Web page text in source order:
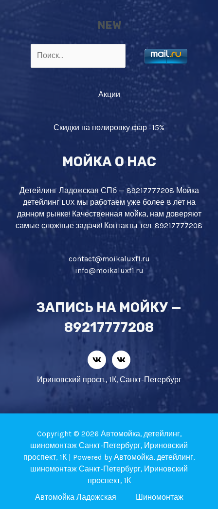
NEW
Акции
Скидки на полировку фар -15%
МОЙКА О НАС
Детейлинг Ладожская СПб — 89217777208 Мойка
детейлинг LUX мы работаем уже более 8 лет на
данном рынке! Качественная мойка, нам доверяют
самые сложные задачи! Контакты тел. 89217777208
contact@moikaluxf1.ru
info@moikaluxf1.ru
ЗАПИСЬ НА МОЙКУ —
89217777208
Ириновский просп., 1К, Санкт-Петербург
Copyright © 2026 Автомойка, детейлинг,
шиномонтаж Санкт-Петербург, Ириновский
проспект, 1К | Powered by Автомойка, детейлинг,
шиномонтаж Санкт-Петербург, Ириновский
проспект, 1К
Автомойка Ладожская
Шиномонтаж